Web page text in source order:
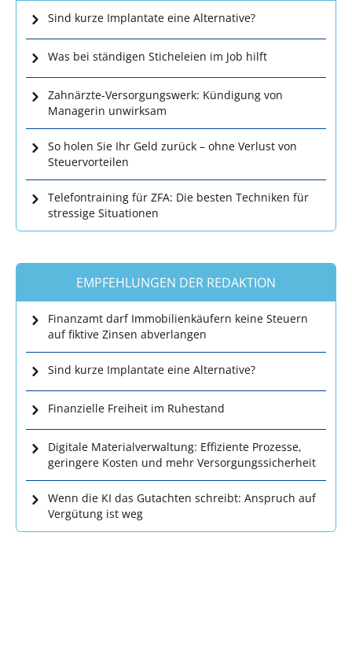
Sind kurze Implantate eine Alternative?
Was bei ständigen Sticheleien im Job hilft
Zahnärzte-Versorgungswerk: Kündigung von
Managerin unwirksam
So holen Sie Ihr Geld zurück – ohne Verlust von
Steuervorteilen
Telefontraining für ZFA: Die besten Techniken für
stressige Situationen
EMPFEHLUNGEN DER REDAKTION
Finanzamt darf Immobilienkäufern keine Steuern
auf fiktive Zinsen abverlangen
Sind kurze Implantate eine Alternative?
Finanzielle Freiheit im Ruhestand
Digitale Materialverwaltung: Effiziente Prozesse,
geringere Kosten und mehr Versorgungssicherheit
Wenn die KI das Gutachten schreibt: Anspruch auf
Vergütung ist weg